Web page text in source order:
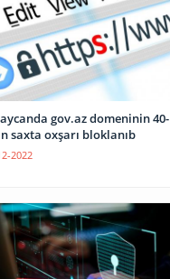
gov.az domeninin 40-
saxta oxşarı bloklanıb
2022